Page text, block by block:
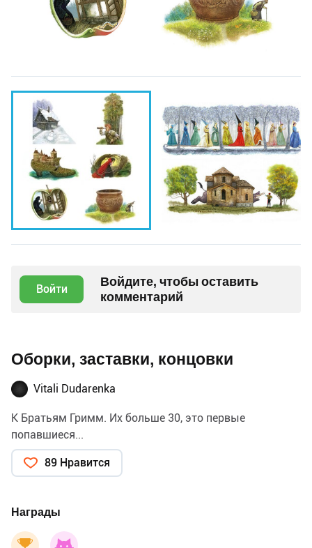
Войти
Войдите, чтобы оставить
комментарий
Оборки, заставки, концовки
Vitali Dudarenka
К Братьям Гримм. Их больше 30, это первые
попавшиеся...
89 Нравится
Награды